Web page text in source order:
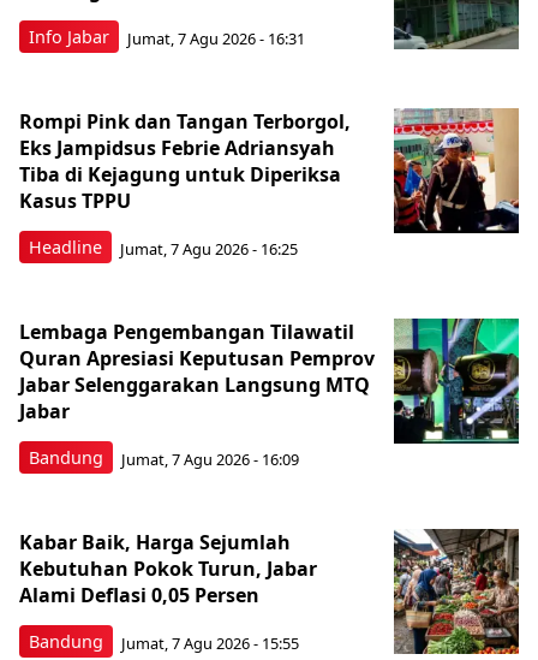
Info Jabar Jumat, 7 Agu 2026 - 16:31
Headline
Rompi Pink dan Tangan Terborgol,
Eks Jampidsus Febrie Adriansyah
Tiba di Kejagung untuk Diperiksa
Kasus TPPU
Jumat, 7 Agu 2026 - 16:25
Bandung
Lembaga Pengembangan Tilawatil
Quran Apresiasi Keputusan Pemprov
Jabar Selenggarakan Langsung MTQ
Jabar
Jumat, 7 Agu 2026 - 16:09
Bandung
Kabar Baik, Harga Sejumlah
Kebutuhan Pokok Turun, Jabar
Alami Deflasi 0,05 Persen
Jumat, 7 Agu 2026 - 15:55